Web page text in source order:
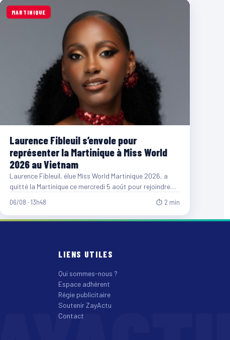
MARTINIQUE
Laurence Fibleuil s’envole pour
représenter la Martinique à Miss World
2026 au Vietnam
Laurence Fibleuil, élue Miss World Martinique 2026, a
quitté la Martinique ce mercredi 5 août pour rejoindre
06/08 · 13h48 ⏱ 2 min
LIENS UTILES
Qui sommes-nous ?
Espace adhérent
Régie publicitaire
Soutenir ZayActu
Contact